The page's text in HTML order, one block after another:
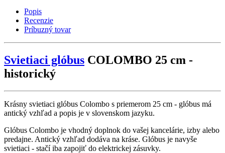
Popis
Recenzie
Príbuzný tovar
Svietiaci glóbus COLOMBO 25 cm -
historický
Krásny svietiaci glóbus Colombo s priemerom 25 cm - glóbus má
antický vzhľad a popis je v slovenskom jazyku.
Glóbus Colombo je vhodný doplnok do vašej kancelárie, izby alebo
predajne. Antický vzhľad dodáva na kráse. Glóbus je navyše
svietiaci - stačí iba zapojiť do elektrickej zásuvky.